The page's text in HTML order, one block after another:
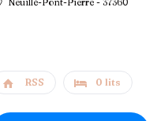
RSS 0 lits